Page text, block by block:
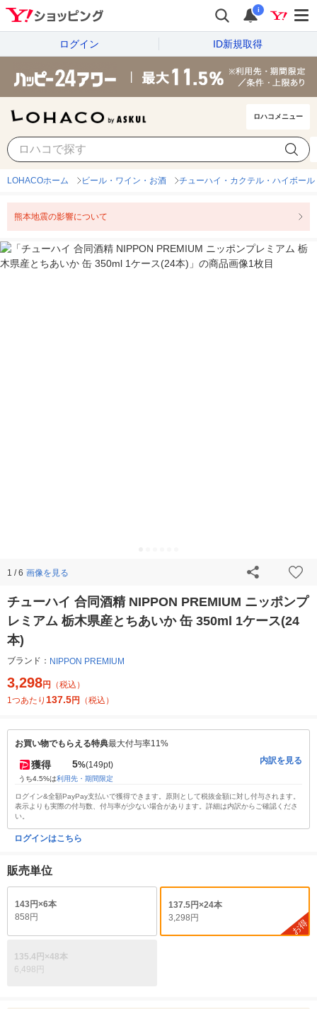
i
ログイン ID新規取得
ロハコメニュー
LOHACOホーム ビール・ワイン・お酒 チューハイ・カクテル・ハイボール
熊本地震の影響について
1 / 6 画像を見る
チューハイ 合同酒精 NIPPON PREMIUM ニッポンプ
レミアム 栃木県産とちあいか 缶 350ml 1ケース(24
本)
ブランド： NIPPON PREMIUM
3,298円
（税込）
1つあたり 137.5円 （税込）
お買い物でもらえる特典最大付与率11%
獲得 5%(149pt)
うち4.5%は利用先・期間限定
内訳を見る
ログイン&全額PayPay支払いで獲得できます。原則として税抜金額に対し付与されます。
表示よりも実際の付与数、付与率が少ない場合があります。詳細は内訳からご確認くださ
い。
ログインはこちら
販売単位
143円×6本
858円
137.5円×24本
3,298円
お得
135.4円×48本
6,498円